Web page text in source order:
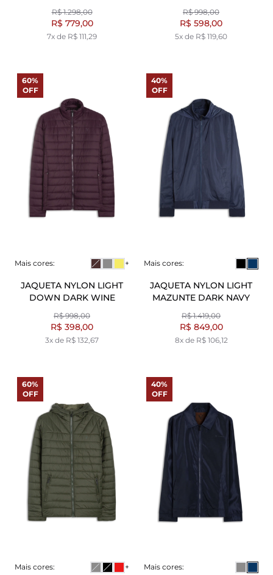
R$ 1.298,00
R$ 779,00
7x de R$ 111,29
R$ 998,00
R$ 598,00
5x de R$ 119,60
Mais cores: +
JAQUETA NYLON LIGHT
DOWN DARK WINE
R$ 998,00
R$ 398,00
3x de R$ 132,67
60%
OFF
Mais cores:
JAQUETA NYLON LIGHT
MAZUNTE DARK NAVY
R$ 1.419,00
R$ 849,00
8x de R$ 106,12
40%
OFF
Mais cores: +
60%
OFF
Mais cores:
40%
OFF